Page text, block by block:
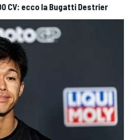
CV: ecco la Bugatti Destrier